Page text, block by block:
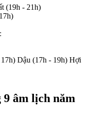
(19h - 21h)
Dậu (17h - 19h) Hợi
9 âm lịch năm